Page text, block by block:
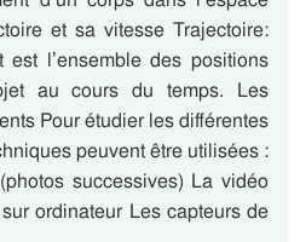
et sa vitesse Trajectoire:
est l’ensemble des positions
au cours du temps. Les
Pour étudier les différentes
peuvent être utilisées :
successives) La vidéo
ordinateur Les capteurs de